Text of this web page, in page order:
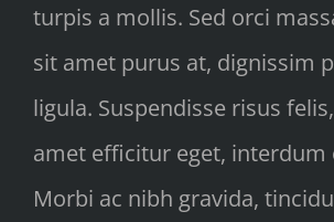
turpis a mollis. Sed orci
sit amet purus at, dignissim
ligula. Suspendisse risus
amet efficitur eget, interdum
Morbi ac nibh gravida,